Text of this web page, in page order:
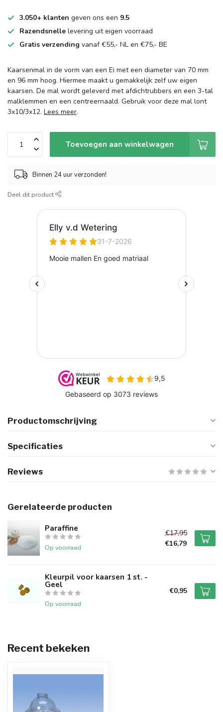
3.050+ klanten geven ons een 9.5
Razendsnelle levering uit eigen voorraad
Gratis verzending vanaf €55,- NL en €75,- BE
Kaarsenmal in de vorm van een Ei met een diameter van 70 mm
en 96 mm hoog. Hiermee maakt u gemakkelijk zelf uw eigen
kaarsen. De mal wordt geleverd met afdichtrubbers en een 3-tal
malklemmen en een centreernaald. Gebruik voor deze mal lont
3x10/3x12. Lees meer.
Toevoegen aan winkelwagen
Binnen 24 uur verzonden!
Deel dit product
Productomschrijving
Specificaties
Reviews
Gerelateerde producten
Paraffine
Op voorraad
€17,95
€16,79
Kleurpil voor kaarsen 1 st. -
Geel
Op voorraad
€0,95
Recent bekeken